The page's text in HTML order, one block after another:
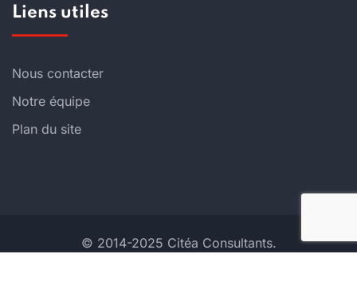
Liens utiles
Nous contacter
Notre équipe
Plan du site
© 2014-2025 Citéa Consultants.